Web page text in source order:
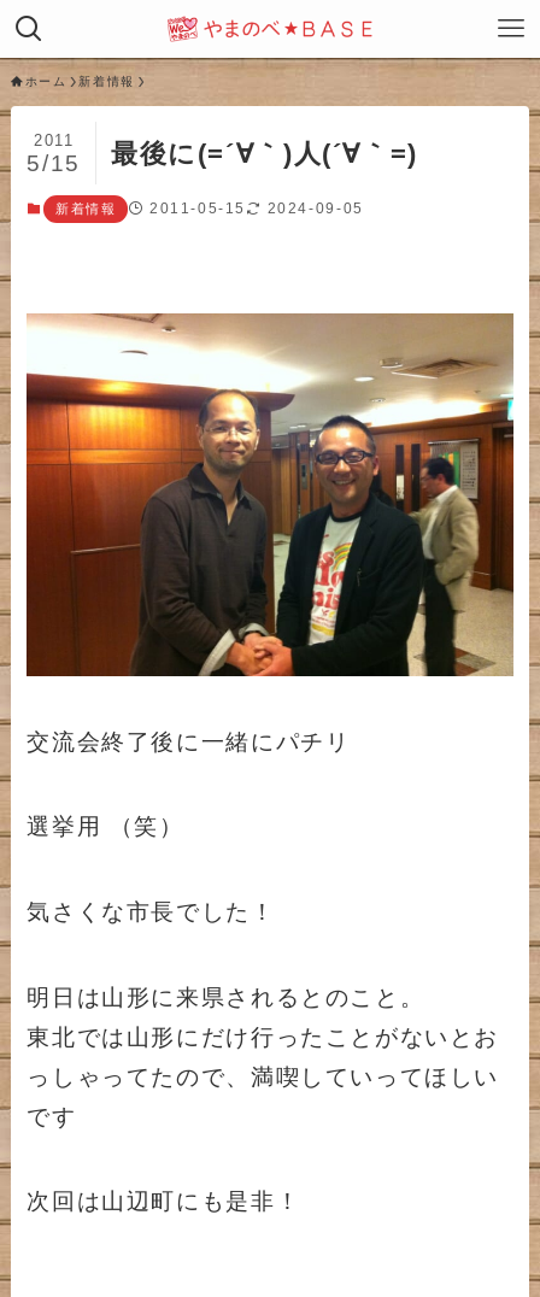
ホーム 新着情報
最後に(=´∀｀)人(´∀｀=)
2011
5/15
新着情報 2011-05-15 2024-09-05
交流会終了後に一緒にパチリ
選挙用 （笑）
気さくな市長でした！
明日は山形に来県されるとのこと。
東北では山形にだけ行ったことがないとお
っしゃってたので、満喫していってほしい
です
次回は山辺町にも是非！